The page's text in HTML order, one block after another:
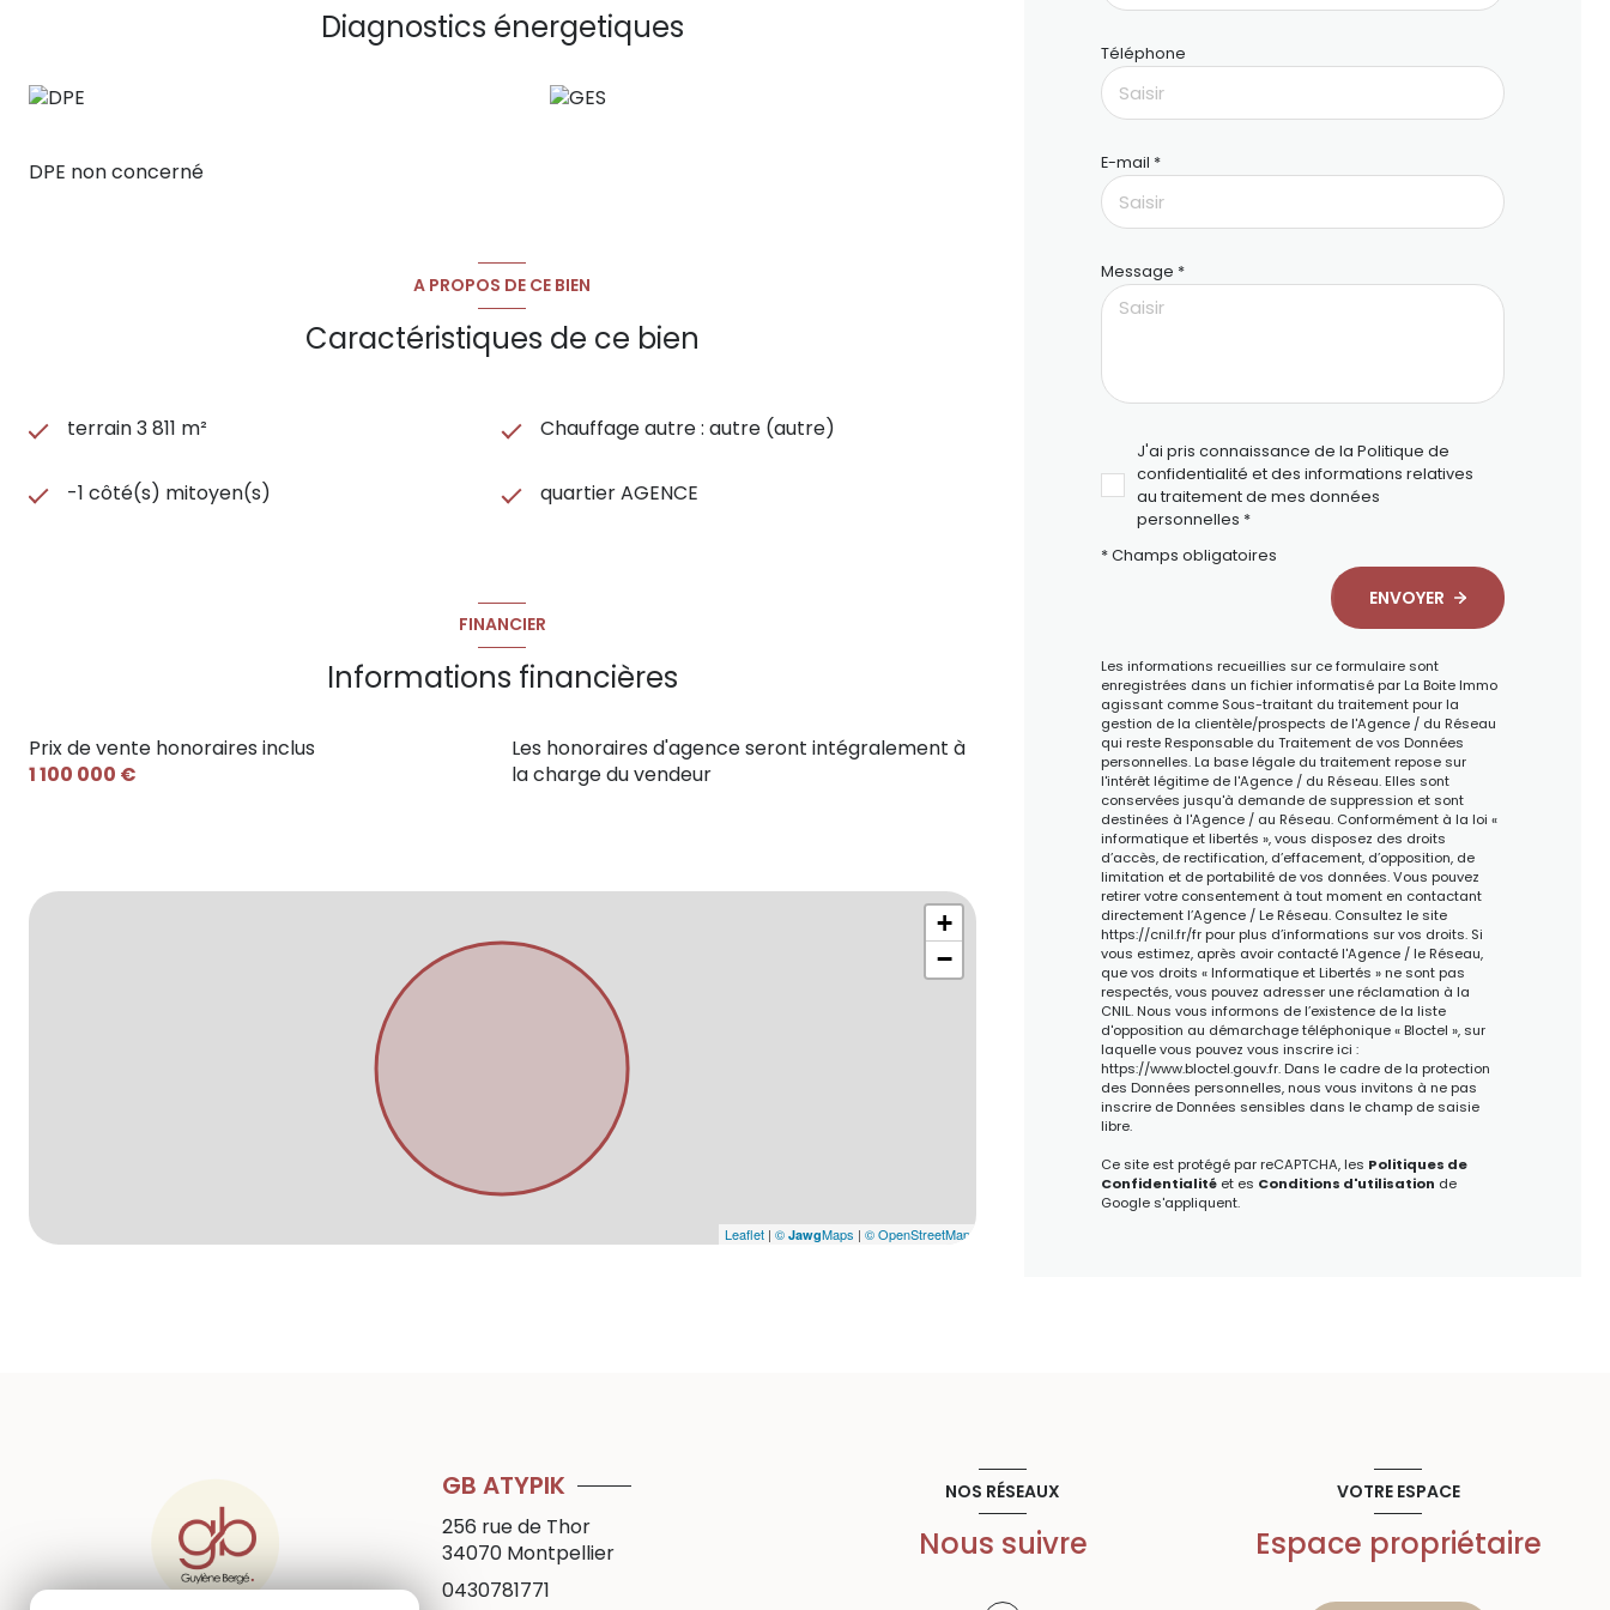
projets. Contactez Karl HUGUES (RSAC : 889 593 703 E.I.) au 0683001979 ou notre agence Guylène
Bergé au 0430781771. Honoraires à charge acquéreur. Terrain industriel, hangars, logistique, N113, A9,
Diagnostics énergetiques
DPE non concerné
A PROPOS DE CE BIEN
Caractéristiques de ce bien
terrain 3 811 m² Chauffage autre : autre (autre)
-1 côté(s) mitoyen(s) quartier AGENCE
FINANCIER
Informations financières
Prix de vente honoraires inclus
1 100 000 €
Les honoraires d'agence seront intégralement à
la charge du vendeur
+
−
Leaflet| © JawgMaps | © OpenStreetMap
Téléphone
E-mail *
Message *
J'ai pris connaissance de la Politique de
confidentialité et des informations relatives
au traitement de mes données
personnelles *
* Champs obligatoires
ENVOYER
Les informations recueillies sur ce formulaire sont
enregistrées dans un fichier informatisé par La Boite Immo
agissant comme Sous-traitant du traitement pour la
gestion de la clientèle/prospects de l'Agence / du Réseau
qui reste Responsable du Traitement de vos Données
personnelles. La base légale du traitement repose sur
l'intérêt légitime de l'Agence / du Réseau. Elles sont
conservées jusqu'à demande de suppression et sont
destinées à l'Agence / au Réseau. Conformément à la loi «
informatique et libertés », vous disposez des droits
d’accès, de rectification, d’effacement, d’opposition, de
limitation et de portabilité de vos données. Vous pouvez
retirer votre consentement à tout moment en contactant
directement l’Agence / Le Réseau. Consultez le site
https://cnil.fr/frpour plus d’informations sur vos droits. Si
vous estimez, après avoir contacté l'Agence / le Réseau,
que vos droits « Informatique et Libertés » ne sont pas
respectés, vous pouvez adresser une réclamation à la
CNIL. Nous vous informons de l’existence de la liste
d'opposition au démarchage téléphonique « Bloctel », sur
laquelle vous pouvez vous inscrire ici :
https://www.bloctel.gouv.fr. Dans le cadre de la protection
des Données personnelles, nous vous invitons à ne pas
inscrire de Données sensibles dans le champ de saisie
libre.
Ce site est protégé par reCAPTCHA, les Politiques de
Confidentialitéet es Conditions d'utilisation de
Google s'appliquent.
GB ATYPIK
256 rue de Thor
34070 Montpellier
0430781771
NOS RÉSEAUX
Nous suivre
VOTRE ESPACE
Espace propriétaire